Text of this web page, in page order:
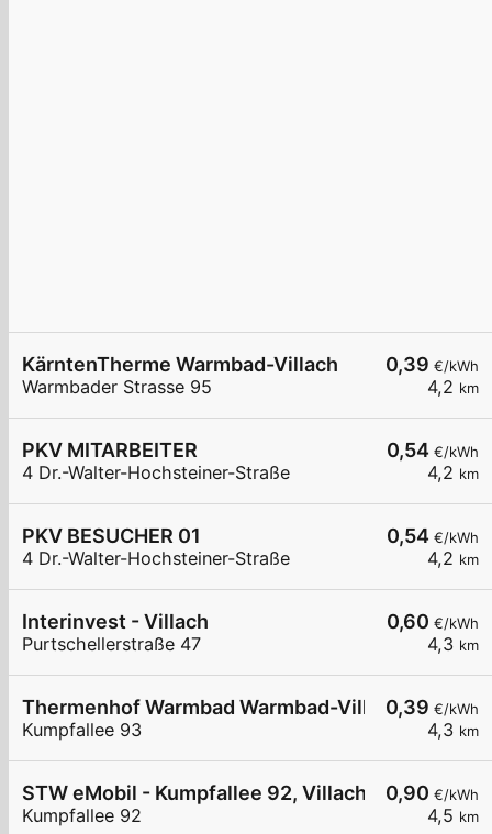
0,39 €/kWh
4,2 km
KärntenTherme Warmbad-Villach
Warmbader Strasse 95
0,54 €/kWh
4,2 km
PKV MITARBEITER
4 Dr.-Walter-Hochsteiner-Straße
0,54 €/kWh
4,2 km
PKV BESUCHER 01
4 Dr.-Walter-Hochsteiner-Straße
0,60 €/kWh
4,3 km
Interinvest - Villach
Purtschellerstraße 47
0,39 €/kWh
4,3 km
Thermenhof Warmbad Warmbad-Villach
Kumpfallee 93
0,90 €/kWh
4,5 km
STW eMobil - Kumpfallee 92, Villach
Kumpfallee 92